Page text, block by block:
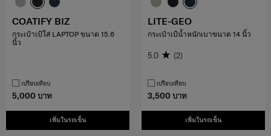
5,000 บาท
เพิ่มในรถเข็น
COATIFY BIZ
กระเป๋าเป้ใส่ LAPTOP ขนาด 15.6
นิ้ว
เปรียบเทียบ
3,500 บาท
เพิ่มในรถเข็น
LITE-GEO
กระเป๋าเป้น้ำหนักเบาขนาด 14 นิ้ว
5.0 (2)
เปรียบเทียบ